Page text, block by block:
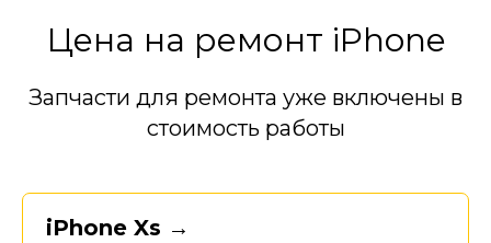
Цена на ремонт iPhone
Запчасти для ремонта уже включены в
стоимость работы
iPhone Xs →